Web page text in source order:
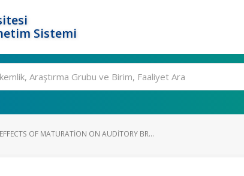
Sistemi
OF MATURATION ON AUDITORY BR...